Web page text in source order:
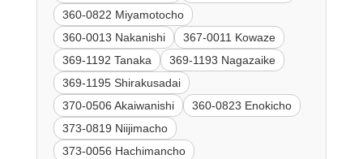
360-0822 Miyamotocho
360-0013 Nakanishi
367-0011 Kowaze
369-1192 Tanaka
369-1193 Nagazaike
369-1195 Shirakusadai
370-0506 Akaiwanishi
360-0823 Enokicho
373-0819 Niijimacho
373-0056 Hachimancho